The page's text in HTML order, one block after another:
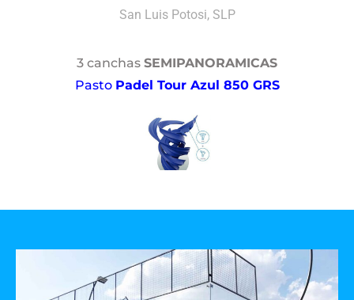
San Luis Potosi, SLP
3 canchas SEMIPANORAMICAS
Pasto Padel Tour Azul 850 GRS